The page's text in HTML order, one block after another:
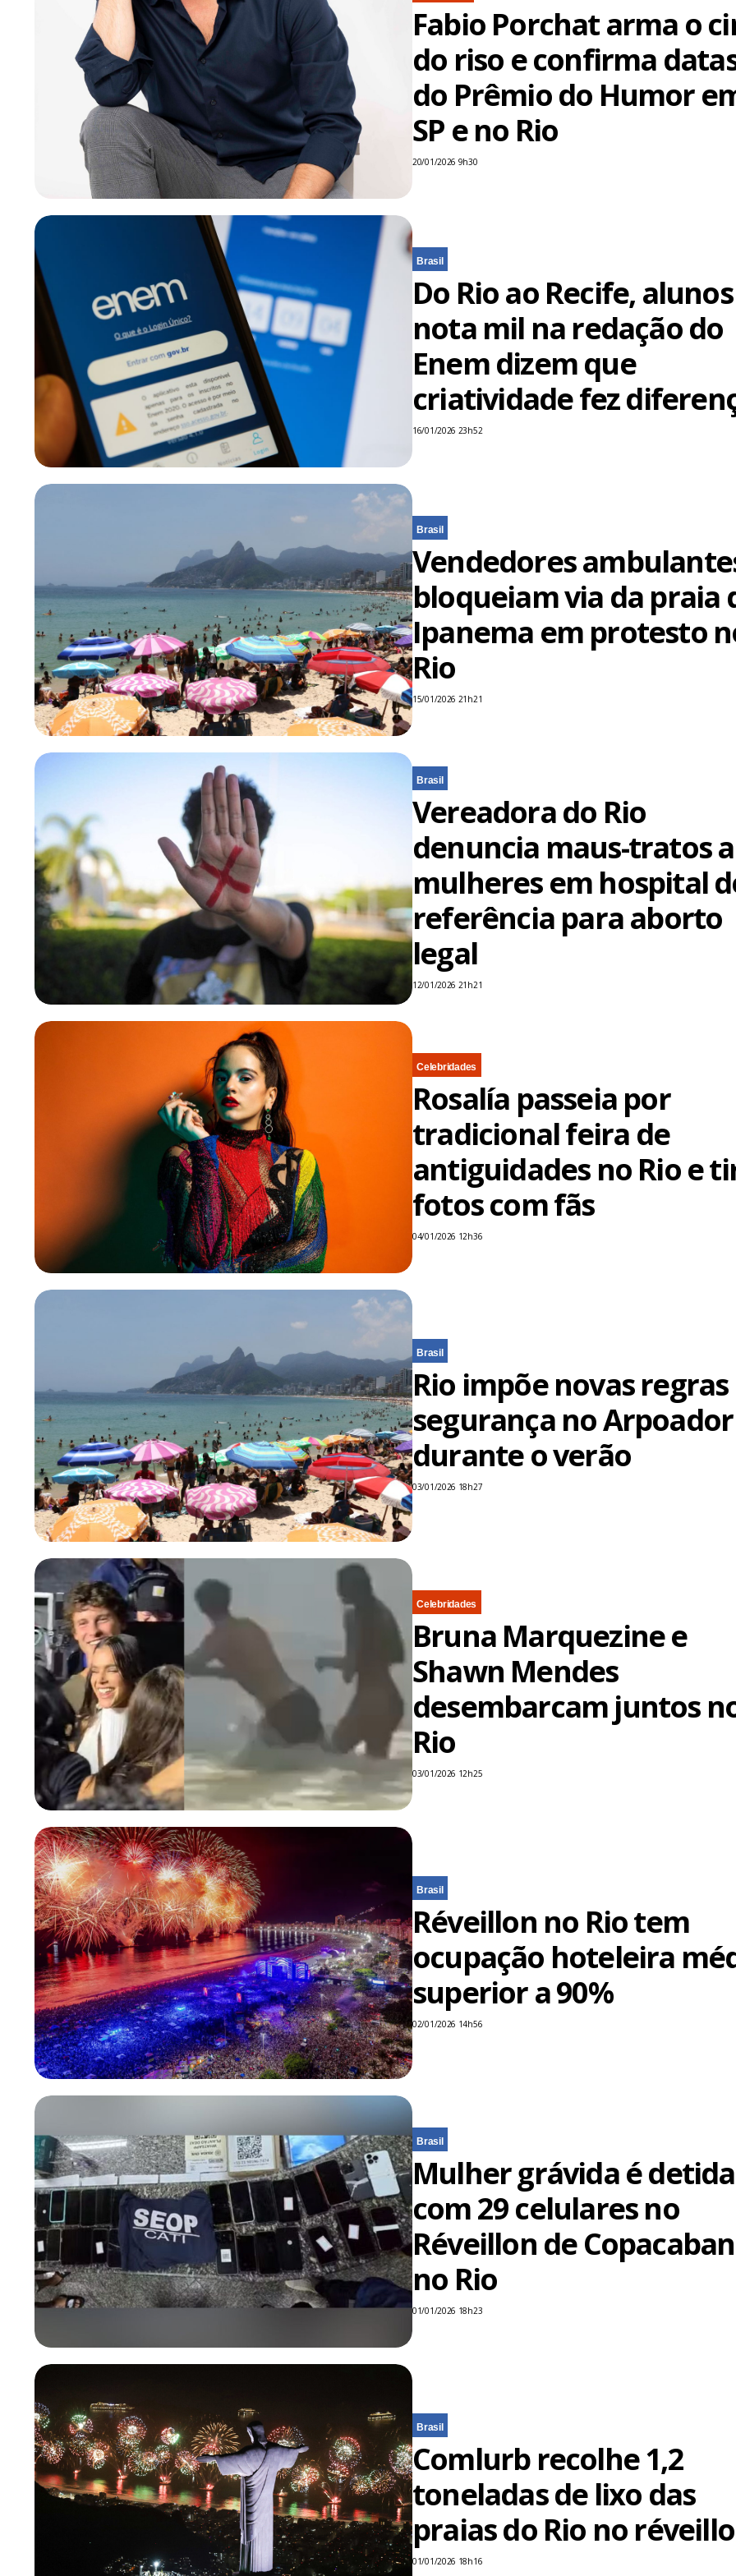
Fabio Porchat arma o
do riso e confirma
do Prêmio do Humor
SP e no Rio
20/01/2026 9h30
Brasil
Do Rio ao Recife, alunos
nota mil na redação do
Enem dizem que
criatividade fez
16/01/2026 23h52
Brasil
Vendedores
bloqueiam via da praia
Ipanema em protesto
Rio
15/01/2026 21h21
Brasil
Vereadora do Rio
denuncia maus-tratos a
mulheres em hospital
referência para aborto
legal
12/01/2026 21h21
Celebridades
Rosalía passeia por
tradicional feira de
antiguidades no Rio e
fotos com fãs
04/01/2026 12h36
Brasil
Rio impõe novas regras
segurança no Arpoador
durante o verão
03/01/2026 18h27
Celebridades
Bruna Marquezine e
Shawn Mendes
desembarcam juntos
Rio
03/01/2026 12h25
Brasil
Réveillon no Rio tem
ocupação hoteleira
superior a 90%
02/01/2026 14h56
Brasil
Mulher grávida é detida
com 29 celulares no
Réveillon de
no Rio
01/01/2026 18h23
Brasil
Comlurb recolhe 1,2
toneladas de lixo das
praias do Rio no
01/01/2026 18h16